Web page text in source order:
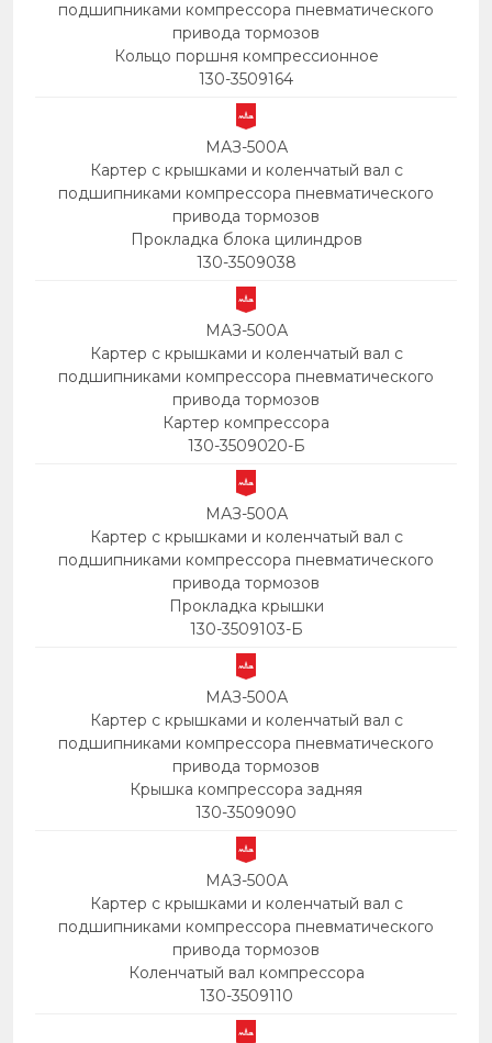
подшипниками компрессора пневматического
привода тормозов
Кольцо поршня компрессионное
130-3509164
МАЗ-500А
Картер с крышками и коленчатый вал с
подшипниками компрессора пневматического
привода тормозов
Прокладка блока цилиндров
130-3509038
МАЗ-500А
Картер с крышками и коленчатый вал с
подшипниками компрессора пневматического
привода тормозов
Картер компрессора
130-3509020-Б
МАЗ-500А
Картер с крышками и коленчатый вал с
подшипниками компрессора пневматического
привода тормозов
Прокладка крышки
130-3509103-Б
МАЗ-500А
Картер с крышками и коленчатый вал с
подшипниками компрессора пневматического
привода тормозов
Крышка компрессора задняя
130-3509090
МАЗ-500А
Картер с крышками и коленчатый вал с
подшипниками компрессора пневматического
привода тормозов
Коленчатый вал компрессора
130-3509110